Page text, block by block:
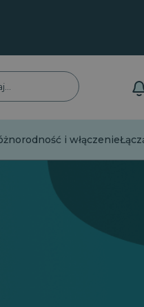
i włączenie